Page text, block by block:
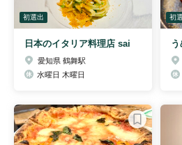
初選出
日本のイタリア料理店 sai
愛知県 鶴舞駅
水曜日 木曜日
初